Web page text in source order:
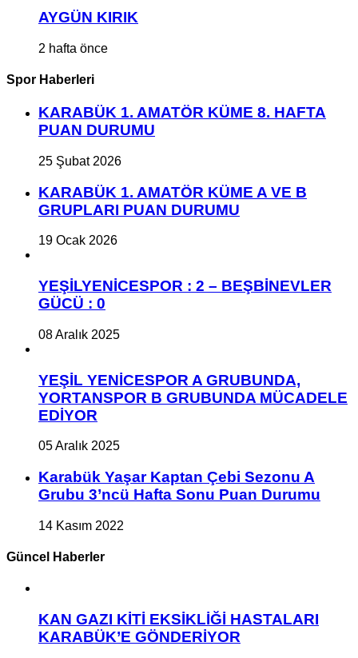
AYGÜN KIRIK
2 hafta önce
Spor Haberleri
KARABÜK 1. AMATÖR KÜME 8. HAFTA
PUAN DURUMU
25 Şubat 2026
KARABÜK 1. AMATÖR KÜME A VE B
GRUPLARI PUAN DURUMU
19 Ocak 2026
YEŞİLYENİCESPOR : 2 – BEŞBİNEVLER
GÜCÜ : 0
08 Aralık 2025
YEŞİL YENİCESPOR A GRUBUNDA,
YORTANSPOR B GRUBUNDA MÜCADELE
EDİYOR
05 Aralık 2025
Karabük Yaşar Kaptan Çebi Sezonu A
Grubu 3’ncü Hafta Sonu Puan Durumu
14 Kasım 2022
Güncel Haberler
KAN GAZI KİTİ EKSİKLİĞİ HASTALARI
KARABÜK’E GÖNDERİYOR